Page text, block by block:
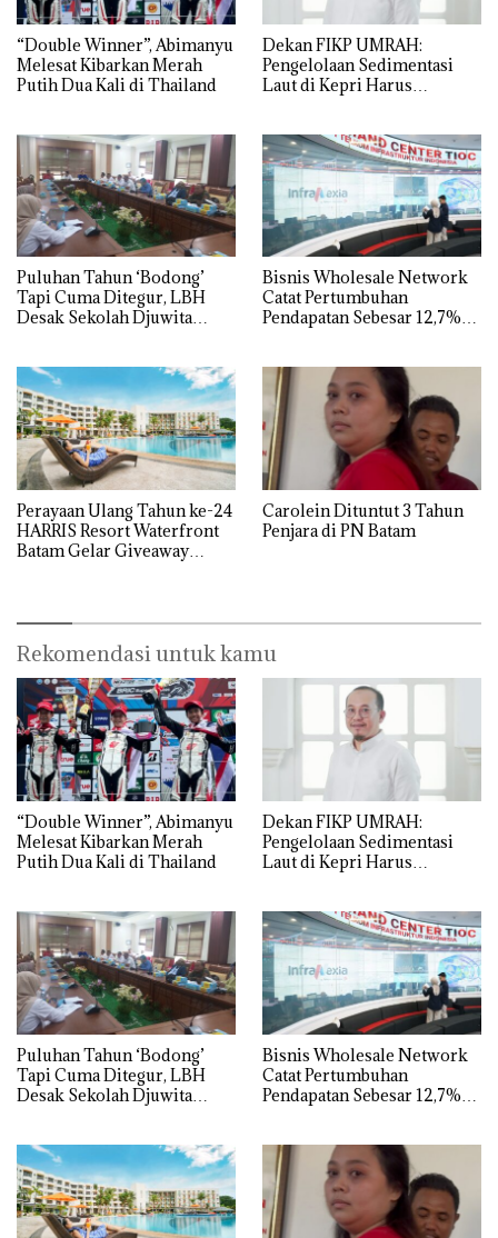
“Double Winner”, Abimanyu
Melesat Kibarkan Merah
Putih Dua Kali di Thailand
Dekan FIKP UMRAH:
Pengelolaan Sedimentasi
Laut di Kepri Harus
dengan Konservasi
Puluhan Tahun ‘Bodong’
Tapi Cuma Ditegur, LBH
Desak Sekolah Djuwita
Bisnis Wholesale Network
Catat Pertumbuhan
Pendapatan Sebesar 12,7%
Perayaan Ulang Tahun ke-24
HARRIS Resort Waterfront
Batam Gelar Giveaway
Carolein Dituntut 3 Tahun
Penjara di PN Batam
Rekomendasi untuk kamu
“Double Winner”, Abimanyu
Melesat Kibarkan Merah
Putih Dua Kali di Thailand
Dekan FIKP UMRAH:
Pengelolaan Sedimentasi
Laut di Kepri Harus
dengan Konservasi
Puluhan Tahun ‘Bodong’
Tapi Cuma Ditegur, LBH
Desak Sekolah Djuwita
Bisnis Wholesale Network
Catat Pertumbuhan
Pendapatan Sebesar 12,7%